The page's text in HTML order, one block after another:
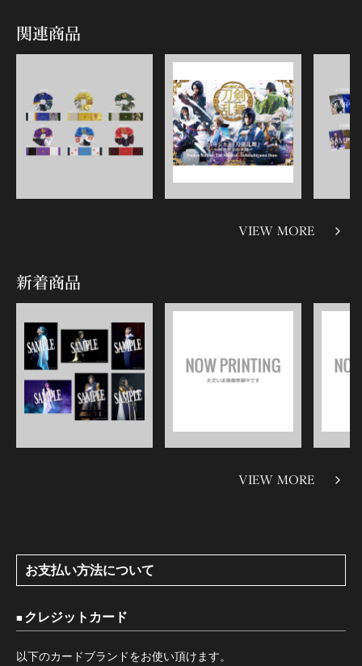
関連商品
VIEW MORE
新着商品
VIEW MORE
お支払い方法について
クレジットカード
以下のカードブランドをお使い頂けます。